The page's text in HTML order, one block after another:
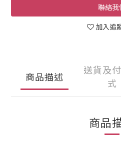
聯絡我
加入追
商品描述
送貨及
式
商品